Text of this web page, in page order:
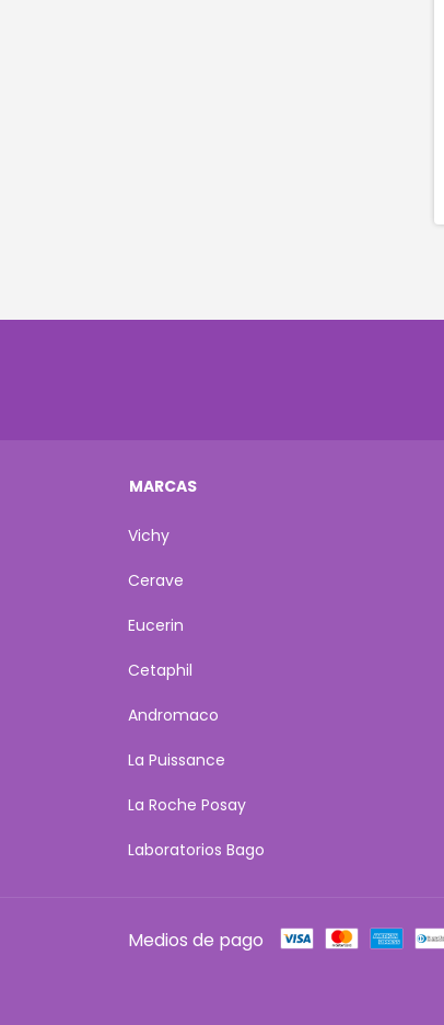
MARCAS
Vichy
Cerave
Eucerin
Cetaphil
Andromaco
La Puissance
La Roche Posay
Laboratorios Bago
Medios de pago